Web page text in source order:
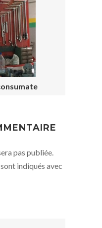
pas publiée.
indiqués avec